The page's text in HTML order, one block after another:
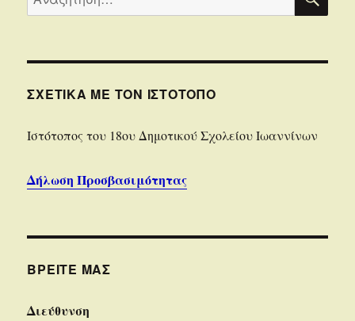
για:
ΣΧΕΤΙΚΆ ΜΕ ΤΟΝ ΙΣΤΌΤΟΠΟ
Iστότοπoς του 18ου Δημοτικού Σχολείου Ιωαννίνων
Δήλωση Προσβασιμότητας
ΒΡΕΊΤΕ ΜΑΣ
Διεύθυνση